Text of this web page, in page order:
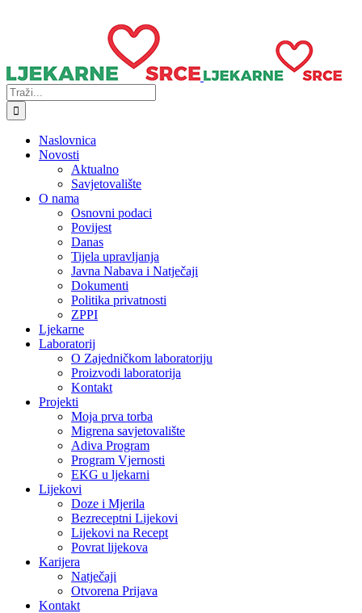
Traži...
Naslovnica
Novosti
Aktualno
Savjetovalište
O nama
Osnovni podaci
Povijest
Danas
Tijela upravljanja
Javna Nabava i Natječaji
Dokumenti
Politika privatnosti
ZPPI
Ljekarne
Laboratorij
O Zajedničkom laboratoriju
Proizvodi laboratorija
Kontakt
Projekti
Moja prva torba
Migrena savjetovalište
Adiva Program
Program Vjernosti
EKG u ljekarni
Lijekovi
Doze i Mjerila
Bezreceptni Lijekovi
Lijekovi na Recept
Povrat lijekova
Karijera
Natječaji
Otvorena Prijava
Kontakt